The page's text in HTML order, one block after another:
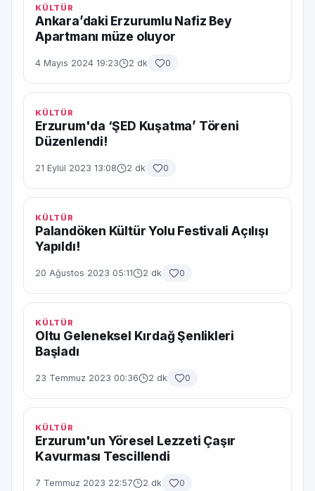
KÜLTÜR
Ankara’daki Erzurumlu Nafiz Bey
Apartmanı müze oluyor
4 Mayıs 2024 19:23 2 dk 0
KÜLTÜR
Erzurum'da ‘ŞED Kuşatma’ Töreni
Düzenlendi!
21 Eylül 2023 13:08 2 dk 0
KÜLTÜR
Palandöken Kültür Yolu Festivali Açılışı
Yapıldı!
20 Ağustos 2023 05:11 2 dk 0
KÜLTÜR
Oltu Geleneksel Kırdağ Şenlikleri
Başladı
23 Temmuz 2023 00:36 2 dk 0
KÜLTÜR
Erzurum'un Yöresel Lezzeti Çaşır
Kavurması Tescillendi
7 Temmuz 2023 22:57 2 dk 0